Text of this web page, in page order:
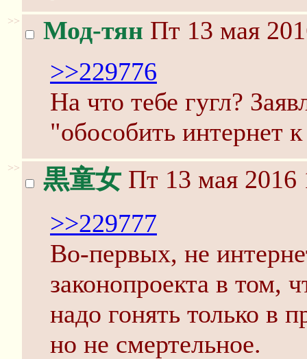
>> Мод-тян Пт 13 мая
>>229776
На что тебе гугл?
"обособить интернет
>> 黒童女 Пт 13 мая 2016
>>229777
Во-первых, не
законопроекта в том,
надо гонять только в
но не смертельное.